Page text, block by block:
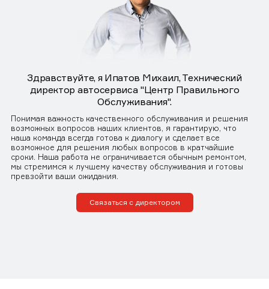
Здравствуйте, я Ипатов Михаил, Технический
директор автосервиса "Центр Правильного
Обслуживания".
Понимая важность качественного обслуживания и решения
возможных вопросов наших клиентов, я гарантирую, что
наша команда всегда готова к диалогу и сделает все
возможное для решения любых вопросов в кратчайшие
сроки. Наша работа не ограничивается обычным ремонтом,
мы стремимся к лучшему качеству обслуживания и готовы
превзойти ваши ожидания.
Связаться с директором